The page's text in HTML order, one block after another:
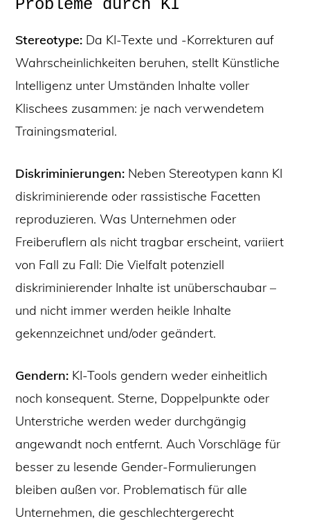
Probleme durch KI
Stereotype: Da KI-Texte und -Korrekturen auf
Wahrscheinlichkeiten beruhen, stellt Künstliche
Intelligenz unter Umständen Inhalte voller
Klischees zusammen: je nach verwendetem
Trainingsmaterial.
Diskriminierungen: Neben Stereotypen kann KI
diskriminierende oder rassistische Facetten
reproduzieren. Was Unternehmen oder
Freiberuflern als nicht tragbar erscheint, variiert
von Fall zu Fall: Die Vielfalt potenziell
diskriminierender Inhalte ist unüberschaubar –
und nicht immer werden heikle Inhalte
gekennzeichnet und/oder geändert.
Gendern: KI-Tools gendern weder einheitlich
noch konsequent. Sterne, Doppelpunkte oder
Unterstriche werden weder durchgängig
angewandt noch entfernt. Auch Vorschläge für
besser zu lesende Gender-Formulierungen
bleiben außen vor. Problematisch für alle
Unternehmen, die geschlechtergerecht